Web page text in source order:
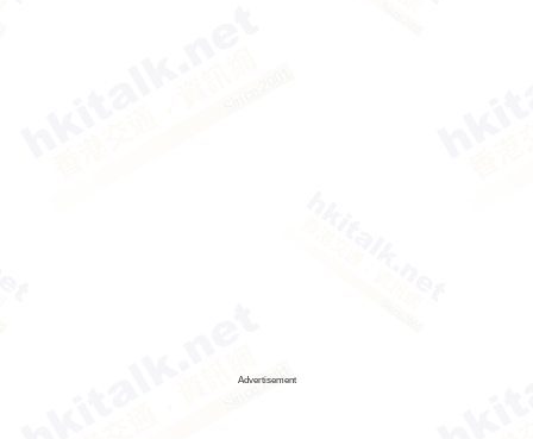
Advertisement